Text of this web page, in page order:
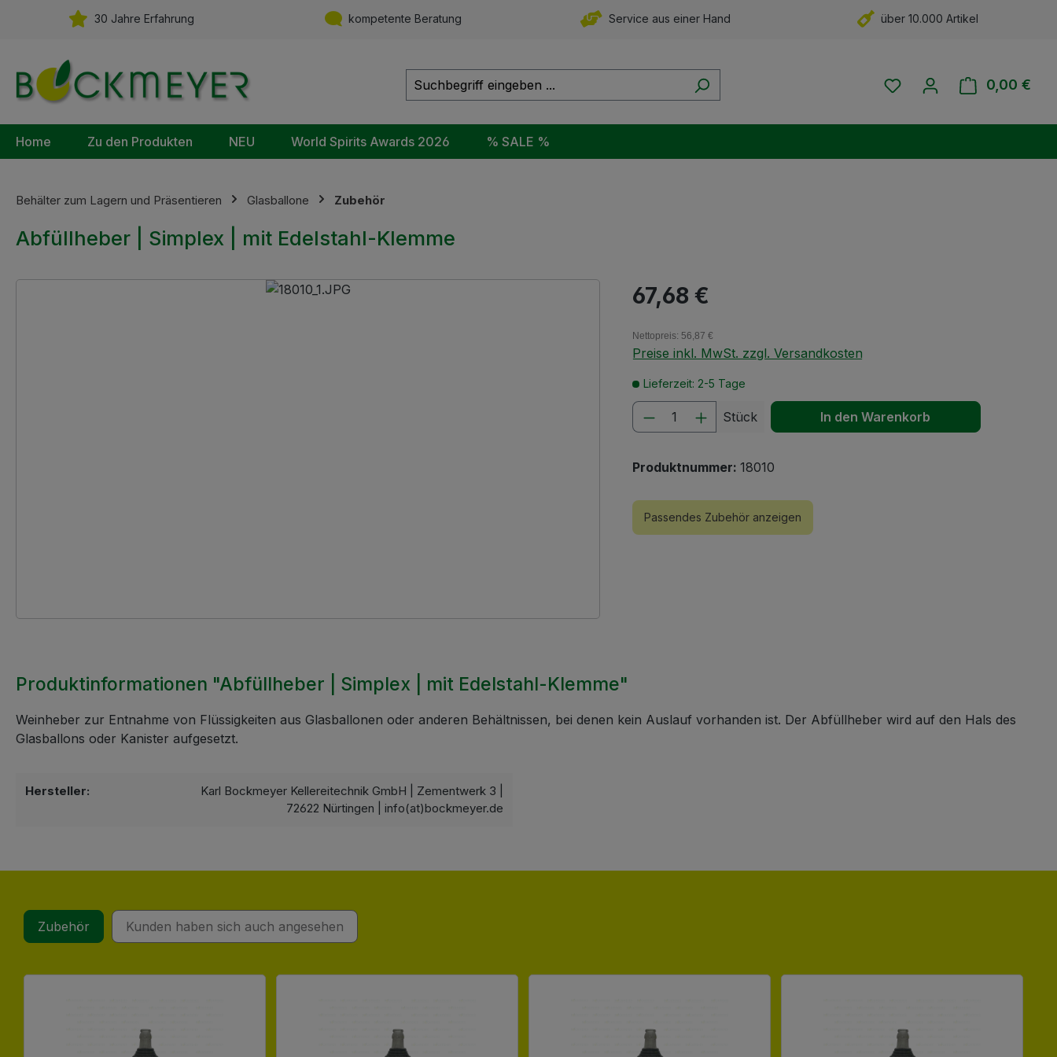
Hauptinhalt springen
Zur Suche springen
Zur Hauptnavigation springen
30 Jahre Erfahrung kompetente Beratung Service aus einer Hand über 10.000 Artikel
Du hast 0 Produkte auf
0,00 €
Home Zu den Produkten NEU World Spirits Awards 2026 % SALE %
Behälter zum Lagern und Präsentieren Glasballone Zubehör
Abfüllheber | Simplex | mit Edelstahl-Klemme
Regulärer Preis:
67,68 €
Nettopreis: 56,87 €
Preise inkl. MwSt. zzgl. Versandkosten
Lieferzeit: 2-5 Tage
Produkt Anzahl: Gib den gewünschten Wert
Stück In den Warenkorb
Produktnummer: 18010
Passendes Zubehör anzeigen
Produktinformationen "Abfüllheber | Simplex | mit Edelstahl-Klemme"
Weinheber zur Entnahme von Flüssigkeiten aus Glasballonen oder anderen Behältnissen, bei denen kein Auslauf vorhanden ist. Der Abfüllheber wird auf den Hals des
Glasballons oder Kanister aufgesetzt.
Hersteller:
Karl Bockmeyer Kellereitechnik GmbH | Zementwerk 3 |
72622 Nürtingen | info(at)bockmeyer.de
Zubehör Kunden haben sich auch angesehen
Produktgalerie überspringen